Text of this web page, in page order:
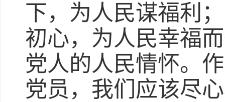
下，为人民谋福利
初心，为人民幸福
党人的人民情怀。
党员，我们应该尽